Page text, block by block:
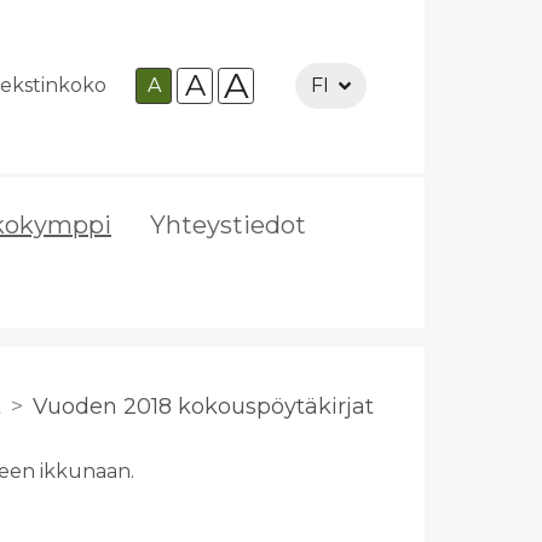
A A A FI
Yhteystiedot
Vuo­den 2018 ko­kous­pöy­tä­kir­jat
ikkunaan.